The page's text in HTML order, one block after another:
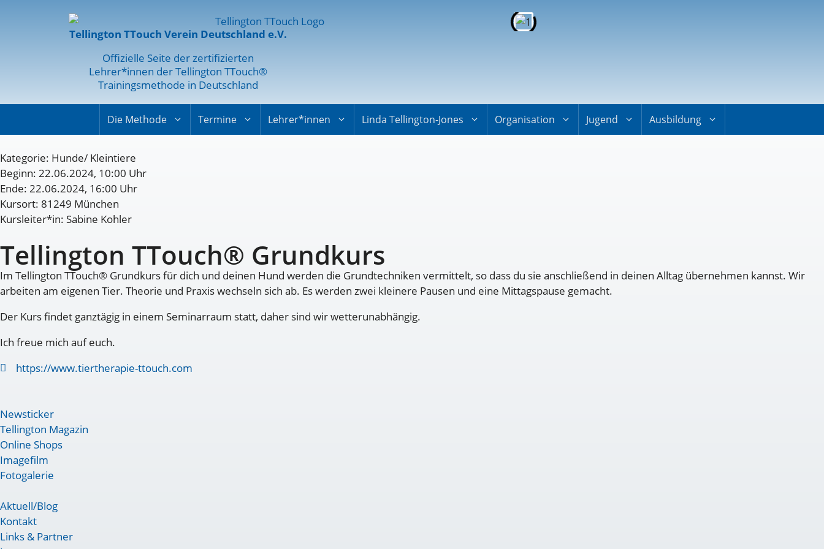
Tellington TTouch Verein Deutschland e.V.
Offizielle Seite der zertifizierten
Lehrer*innen der Tellington TTouch®
Trainingsmethode in Deutschland
Die Methode Termine Lehrer*innen Linda Tellington-Jones Organisation Jugend Ausbildung
Kategorie: Hunde/ Kleintiere
Beginn: 22.06.2024, 10:00 Uhr
Ende: 22.06.2024, 16:00 Uhr
Kursort: 81249 München
Kursleiter*in: Sabine Kohler
Tellington TTouch® Grundkurs
Im Tellington TTouch® Grundkurs für dich und deinen Hund werden die Grundtechniken vermittelt, so dass du sie anschließend in deinen Alltag übernehmen kannst. Wir
arbeiten am eigenen Tier. Theorie und Praxis wechseln sich ab. Es werden zwei kleinere Pausen und eine Mittagspause gemacht.
Der Kurs findet ganztägig in einem Seminarraum statt, daher sind wir wetterunabhängig.
Ich freue mich auf euch.
https://www.tiertherapie-ttouch.com
Newsticker
Tellington Magazin
Online Shops
Imagefilm
Fotogalerie
Aktuell/Blog
Kontakt
Links & Partner